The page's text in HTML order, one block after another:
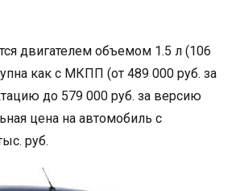
двигателем объемом 1.5 л (106
как с МКПП (от 489 000 руб. за
до 579 000 руб. за версию
цена на автомобиль с
руб.